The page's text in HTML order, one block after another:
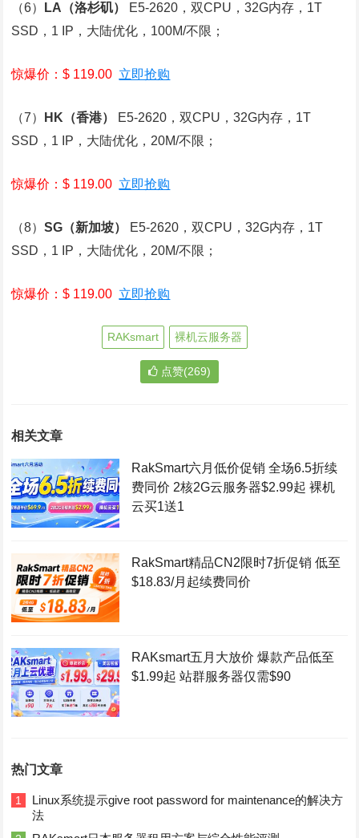
（6） LA （洛杉矶）
E5-2620，双CPU，32G内存，1T
SSD，1 IP，大陆优化，100M/不限；
惊爆价：$ 119.00 立即抢购
（7） HK （香港）
E5-2620，双CPU，32G内存，1T
SSD，1 IP，大陆优化，20M/不限；
惊爆价：$ 119.00 立即抢购
（8）SG （新加坡）
E5-2620，双CPU，32G内存，1T
SSD，1 IP，大陆优化，20M/不限；
惊爆价：$ 119.00 立即抢购
RAKsmart 裸机云服务器
点赞(269)
相关文章
RakSmart六月低价促销 全场6.5折续
费同价 2核2G云服务器$2.99起 裸机
云买1送1
RakSmart精品CN2限时7折促销 低至
$18.83/月起续费同价
RAKsmart五月大放价 爆款产品低至
$1.99起 站群服务器仅需$90
热门文章
1
Linux系统提示give root password for maintenance的解决方
法